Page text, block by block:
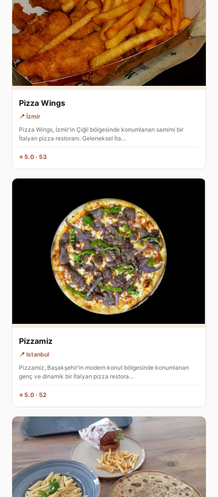
Pizza Wings
📍 İzmir
Pizza Wings, İzmir'in Çiğli bölgesinde konumlanan samimi bir
İtalyan pizza restoranı. Geleneksel İta…
⭐ 5.0 · 53
Pizzamiz
📍 Istanbul
Pizzamiz, Başakşehir'in modern konut bölgesinde konumlanan
genç ve dinamik bir İtalyan pizza restora…
⭐ 5.0 · 52